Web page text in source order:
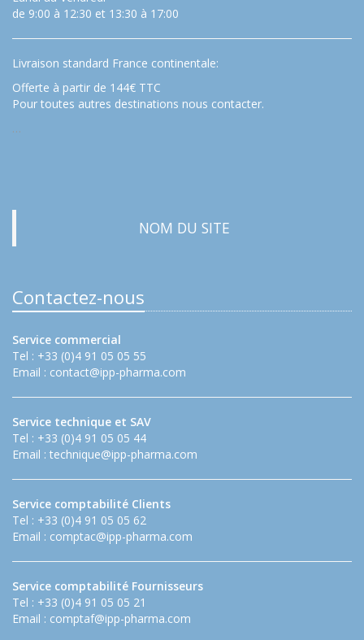
de 9:00 à 12:30 et 13:30 à 17:00
Livraison standard France continentale:
Offerte à partir de 144€ TTC
Pour toutes autres destinations nous contacter.
…
NOM DU SITE
Contactez-nous
Service commercial
Tel : +33 (0)4 91 05 05 55
Email : contact@ipp-pharma.com
Service technique et SAV
Tel : +33 (0)4 91 05 05 44
Email : technique@ipp-pharma.com
Service comptabilité Clients
Tel : +33 (0)4 91 05 05 62
Email : comptac@ipp-pharma.com
Service comptabilité Fournisseurs
Tel : +33 (0)4 91 05 05 21
Email : comptaf@ipp-pharma.com